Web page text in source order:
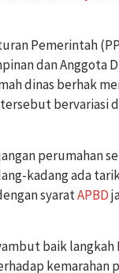
Pemerintah
dan Anggota
dinas berhak
bervariasi
perumahan
kadang ada
syaratAPBD
baik langkah
kemarahan